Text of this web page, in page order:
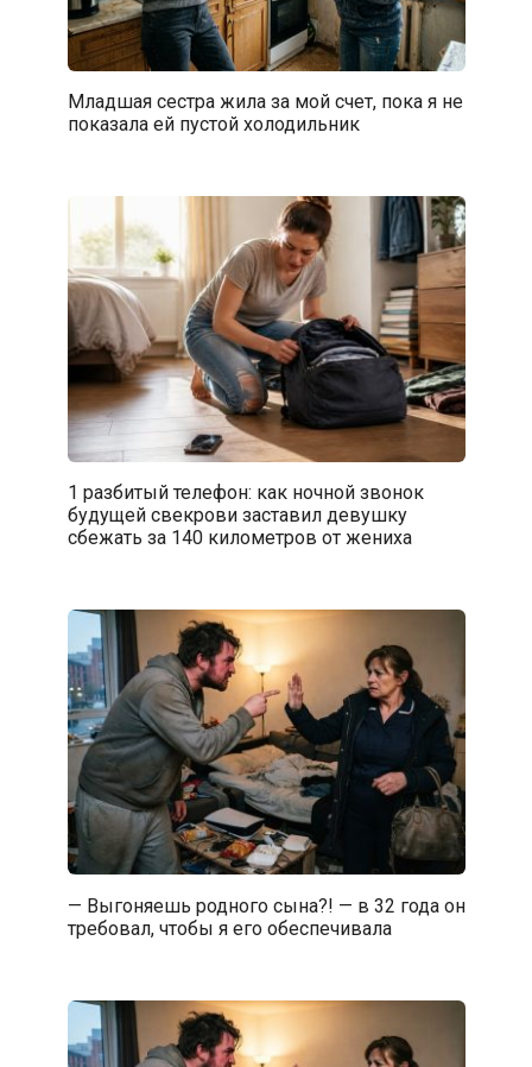
Младшая сестра жила за мой счет, пока я не
показала ей пустой холодильник
1 разбитый телефон: как ночной звонок
будущей свекрови заставил девушку
сбежать за 140 километров от жениха
— Выгоняешь родного сына?! — в 32 года он
требовал, чтобы я его обеспечивала